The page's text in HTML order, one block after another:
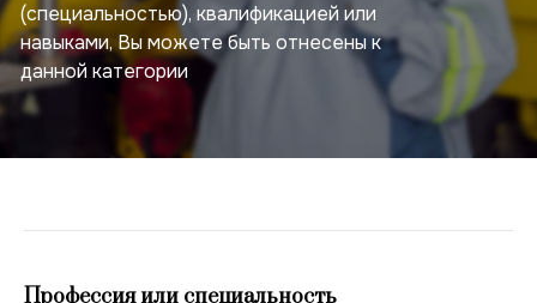
(специальностью), квалификацией или
навыками, Вы можете быть отнесены к
данной категории
Профессия или специальность